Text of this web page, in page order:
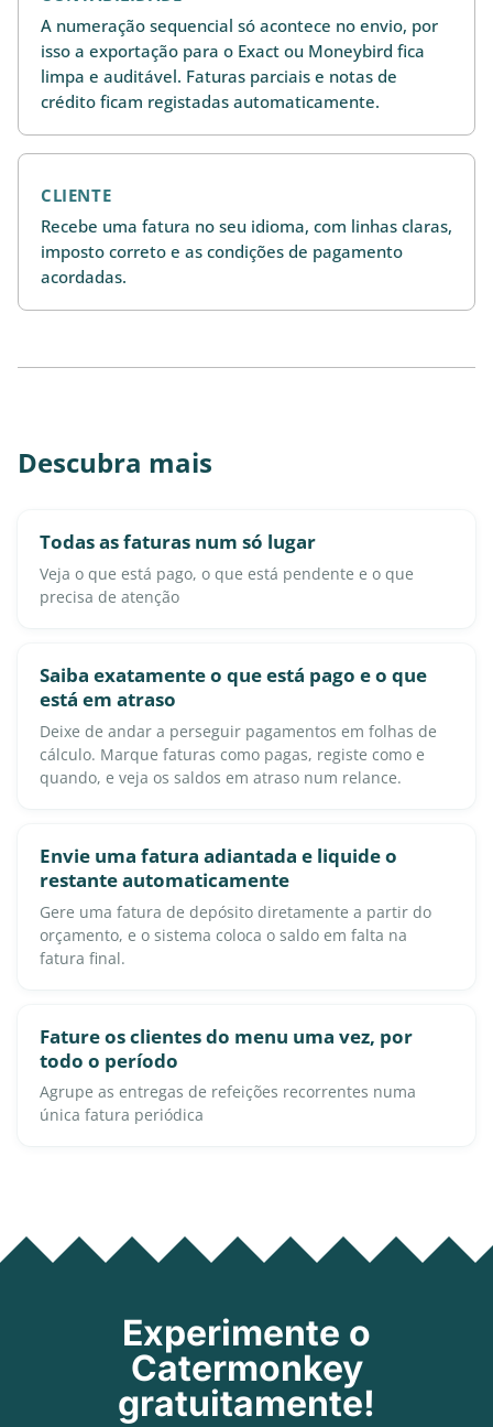
A numeração sequencial só acontece no envio, por
isso a exportação para o Exact ou Moneybird fica
limpa e auditável. Faturas parciais e notas de
crédito ficam registadas automaticamente.
CLIENTE
Recebe uma fatura no seu idioma, com linhas claras,
imposto correto e as condições de pagamento
acordadas.
Descubra mais
Todas as faturas num só lugar
Veja o que está pago, o que está pendente e o que
precisa de atenção
Saiba exatamente o que está pago e o que
está em atraso
Deixe de andar a perseguir pagamentos em folhas de
cálculo. Marque faturas como pagas, registe como e
quando, e veja os saldos em atraso num relance.
Envie uma fatura adiantada e liquide o
restante automaticamente
Gere uma fatura de depósito diretamente a partir do
orçamento, e o sistema coloca o saldo em falta na
fatura final.
Fature os clientes do menu uma vez, por
todo o período
Agrupe as entregas de refeições recorrentes numa
única fatura periódica
Experimente o
Catermonkey
gratuitamente!